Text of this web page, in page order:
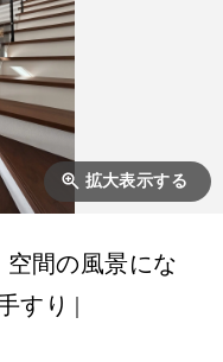
拡大表示する
空間の風景にな
すり |